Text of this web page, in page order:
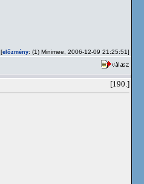
[előzmény: (1) Minimee, 2006-12-09 21:25:51]
[190.]